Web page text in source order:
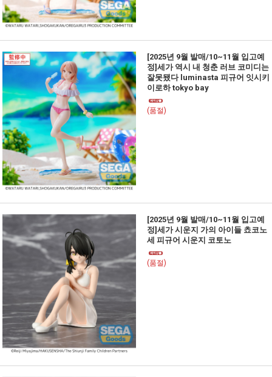
[2025년 9월 발매/10~11월 입고예
정]세가 역시 내 청춘 러브 코미디는
잘못됐다 luminasta 피규어 잇시키
이로하 tokyo bay
(품절)
[2025년 9월 발매/10~11월 입고예
정]세가 시운지 가의 아이들 쵸코노
세 피규어 시운지 코토노
(품절)